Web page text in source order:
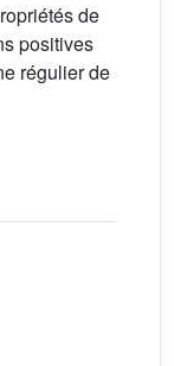
de
positives
régulier de